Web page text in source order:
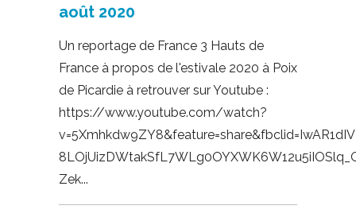
août 2020
Un reportage de France 3 Hauts de
France à propos de l'estivale 2020 à Poix
de Picardie à retrouver sur Youtube :
https://www.youtube.com/watch?
Zek